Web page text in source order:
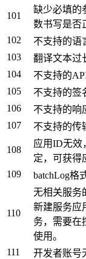
101
缺少必填的
数书写是否
102
不支持的语
103
翻译文本过
104
不支持的
105
不支持的签
106
不支持的响
107
不支持的传
108
应用ID无效
定，可获得
109
batchLog格
110
无相关服务
新建服务应
务，需要在
使用。
111
开发者账号